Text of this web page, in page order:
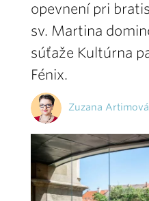
opevnení pri
sv. Martina
súťaže Kultúrna
Fénix.
Zuzana Artimová